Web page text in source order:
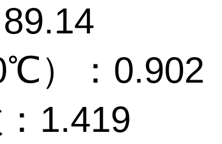
）：0.902
1.419